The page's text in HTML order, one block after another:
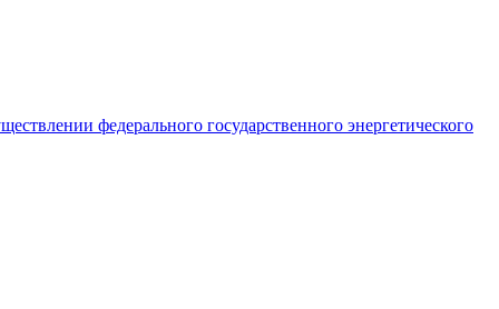
федерального государственного энергетического